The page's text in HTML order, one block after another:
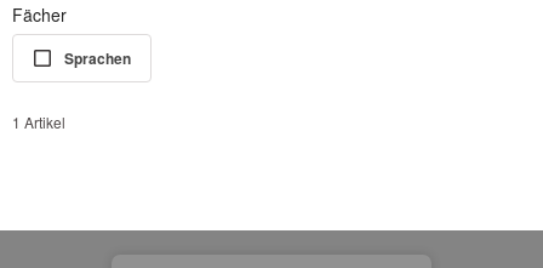
Fächer
Sprachen
1 Artikel